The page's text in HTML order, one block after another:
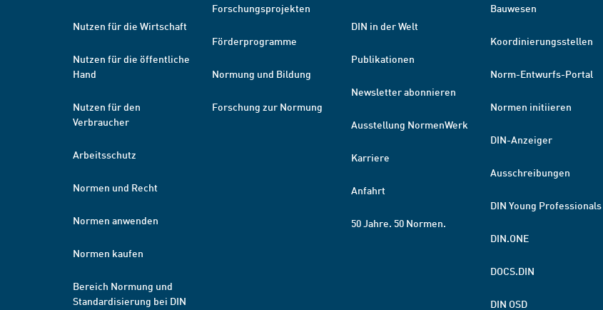
Nutzen für die Wirtschaft
Nutzen für die öffentliche
Hand
Nutzen für den
Verbraucher
Arbeitsschutz
Normen und Recht
Normen anwenden
Normen kaufen
Bereich Normung und
Standardisierung bei DIN
Forschungsprojekten
Förderprogramme
Normung und Bildung
Forschung zur Normung
DIN in der Welt
Publikationen
Newsletter abonnieren
Ausstellung NormenWerk
Karriere
Anfahrt
50 Jahre. 50 Normen.
Bauwesen
Koordinierungsstellen
Norm-Entwurfs-Portal
Normen initiieren
DIN-Anzeiger
Ausschreibungen
DIN Young Professionals
DIN.ONE
DOCS.DIN
DIN OSD